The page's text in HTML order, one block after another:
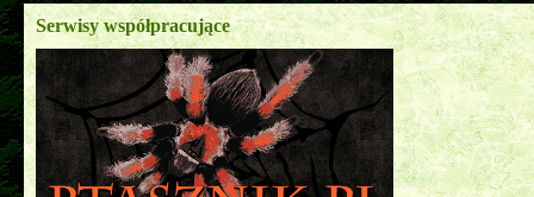
Serwisy współpracujące